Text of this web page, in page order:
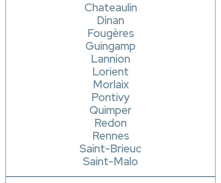
Chateaulin
Dinan
Fougères
Guingamp
Lannion
Lorient
Morlaix
Pontivy
Quimper
Redon
Rennes
Saint-Brieuc
Saint-Malo